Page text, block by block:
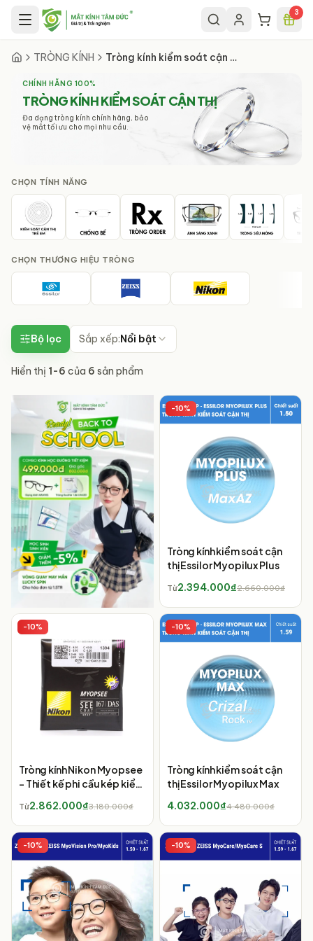
Chuyển đến nội dung chính 3
TRÒNG KÍNH Tròng kính kiểm soát cận thị
CHÍNH HÃNG 100%
TRÒNG KÍNH KIỂM SOÁT CẬN THỊ
Đa dạng tròng kính chính hãng, bảo
vệ mắt tối ưu cho mọi nhu cầu.
CHỌN TÍNH NĂNG
CHỌN THƯƠNG HIỆU TRÒNG
Bộ lọc Sắp xếp:Nổi bật
Hiển thị 1-6 của 6 sản phẩm
-10%
Tròng kính kiểm soát cận
thị Essilor Myopilux Plus
Từ2.394.000₫2.660.000₫
-10%
Tròng kính Nikon Myopsee
- Thiết kế phi cầu kép kiểm
Từ2.862.000₫3.180.000₫
-10%
Tròng kính kiểm soát cận
thị Essilor Myopilux Max
4.032.000₫4.480.000₫
-10% -10%